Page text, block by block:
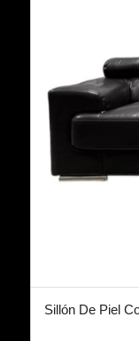
Sillón De Piel